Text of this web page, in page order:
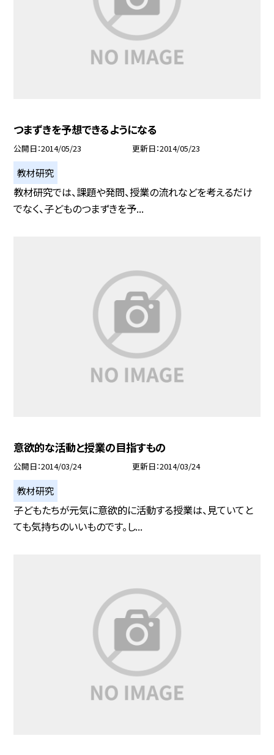
つまずきを予想できるようになる
公開日 2014/05/23 更新日 2014/05/23
教材研究
教材研究では、課題や発問、授業の流れなどを考えるだけ
でなく、子どものつまずきを予...
意欲的な活動と授業の目指すもの
公開日 2014/03/24 更新日 2014/03/24
教材研究
子どもたちが元気に意欲的に活動する授業は、見ていてと
ても気持ちのいいものです。し...